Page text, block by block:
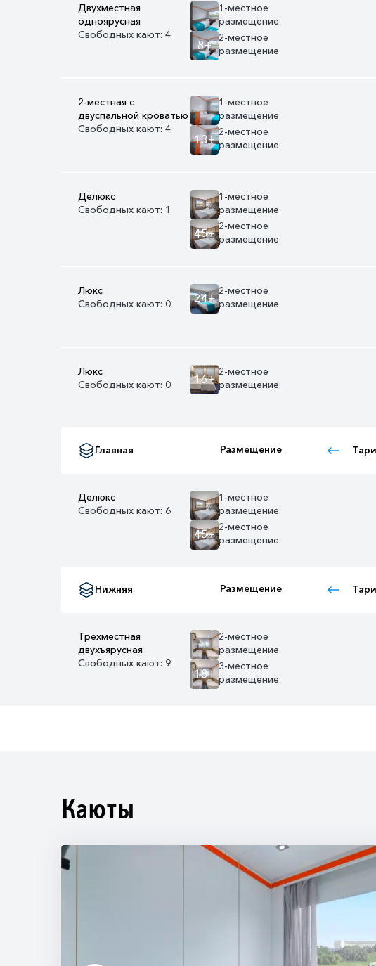
Двухместная
одноярусная
Свободных кают: 4
1-местное
размещение
8+
2-местное
размещение
2-местная с
двуспальной кроватью
Свободных кают: 4
1-местное
размещение
13+
2-местное
размещение
Делюкс
Свободных кают: 1
1-местное
размещение
45+
2-местное
размещение
Люкс
Свободных кают: 0
24+
2-местное
размещение
Люкс
Свободных кают: 0
16+
2-местное
размещение
Главная Размещение
Делюкс
Свободных кают: 6
1-местное
размещение
45+
2-местное
размещение
Нижняя Размещение
Трехместная
двухъярусная
Свободных кают: 9
2-местное
размещение
18+
3-местное
размещение
Каюты